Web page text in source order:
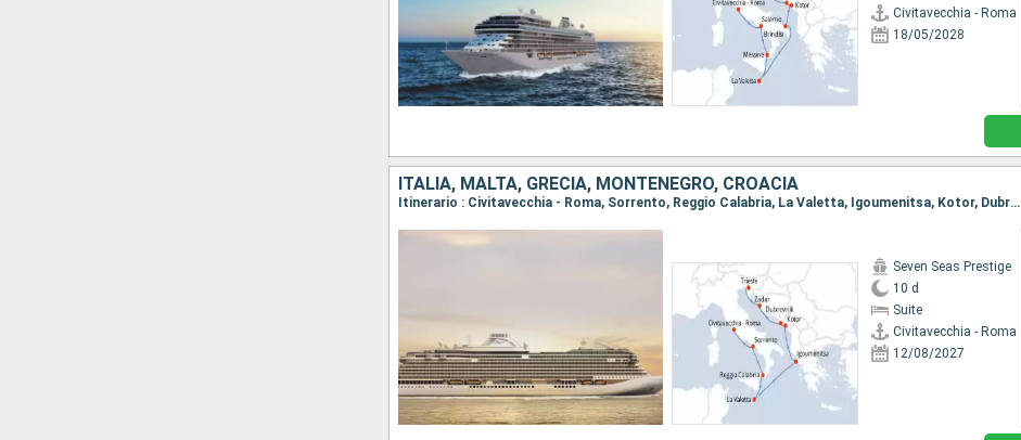
Civitavecchia - Roma
18/05/2028
ITALIA, MALTA, GRECIA, MONTENEGRO, CROACIA
Itinerario : Civitavecchia - Roma, Sorrento, Reggio Calabria, La Valetta, Igoumenitsa, Kotor, Dubrovnik, Zadar, Trieste
Seven Seas Prestige
10 d
Suite
Civitavecchia - Roma
12/08/2027